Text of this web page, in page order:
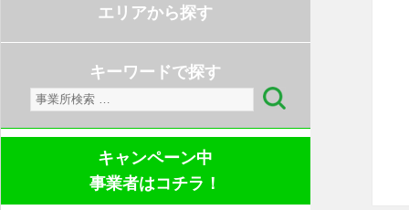
エリアから探す
キーワードで探す
検
索:
キャンペーン中
事業者はコチラ！